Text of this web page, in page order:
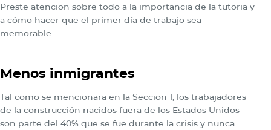
Preste atención sobre todo a la importancia de la tutoría y
a cómo hacer que el primer día de trabajo sea
memorable.
Menos inmigrantes
Tal como se mencionara en la Sección 1, los trabajadores
de la construcción nacidos fuera de los Estados Unidos
son parte del 40% que se fue durante la crisis y nunca